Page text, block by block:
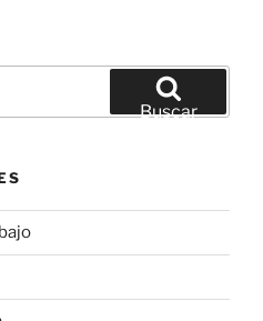
Buscar